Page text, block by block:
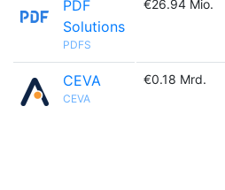
PDF
Solutions
PDFS
€26.94 Mio.
CEVA
CEVA
€0.18 Mrd.